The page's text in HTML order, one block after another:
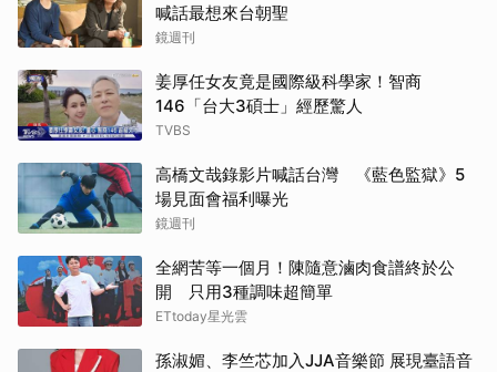
喊話最想來台朝聖
鏡週刊
姜厚任女友竟是國際級科學家！智商
146「台大3碩士」經歷驚人
TVBS
高橋文哉錄影片喊話台灣 《藍色監獄》5
場見面會福利曝光
鏡週刊
全網苦等一個月！陳隨意滷肉食譜終於公
開 只用3種調味超簡單
ETtoday星光雲
孫淑媚、李竺芯加入JJA音樂節 展現臺語音